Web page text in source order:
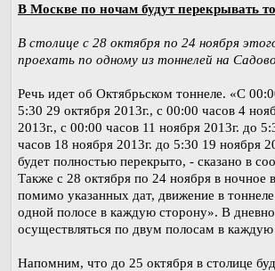
В Москве по ночам будут перекрывать
В столице с 28 октября по 24 ноября
проехать по одному из тоннелей на
Речь идет об Октябрьском тоннеле. «С
5:30 29 октября 2013г., с 00:00 часов 4
2013г., с 00:00 часов 11 ноября 2013г. до
часов 18 ноября 2013г. до 5:30 19 ноября
будет полностью перекрыто, - сказано в
Также с 28 октября по 24 ноября в ночное
помимо указанных дат, движение в
одной полосе в каждую сторону». В
осуществляться по двум полосам в каждую
Напомним, что до 25 октября в столице